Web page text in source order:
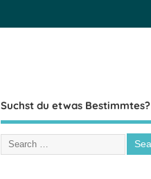
Suchst du etwas Bestimmtes?